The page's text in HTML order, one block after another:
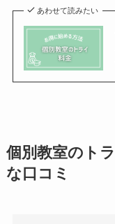
あわせて読みたい
個別教室のト
な口コミ